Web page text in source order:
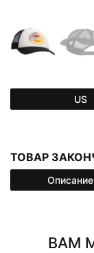
US
ТОВАР
Описание
ВАМ